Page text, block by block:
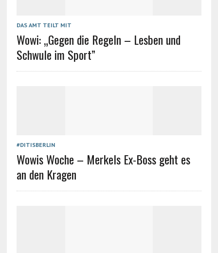
DAS AMT TEILT MIT
Wowi: „Gegen die Regeln – Lesben und
Schwule im Sport”
#DITISBERLIN
Wowis Woche – Merkels Ex-Boss geht es
an den Kragen